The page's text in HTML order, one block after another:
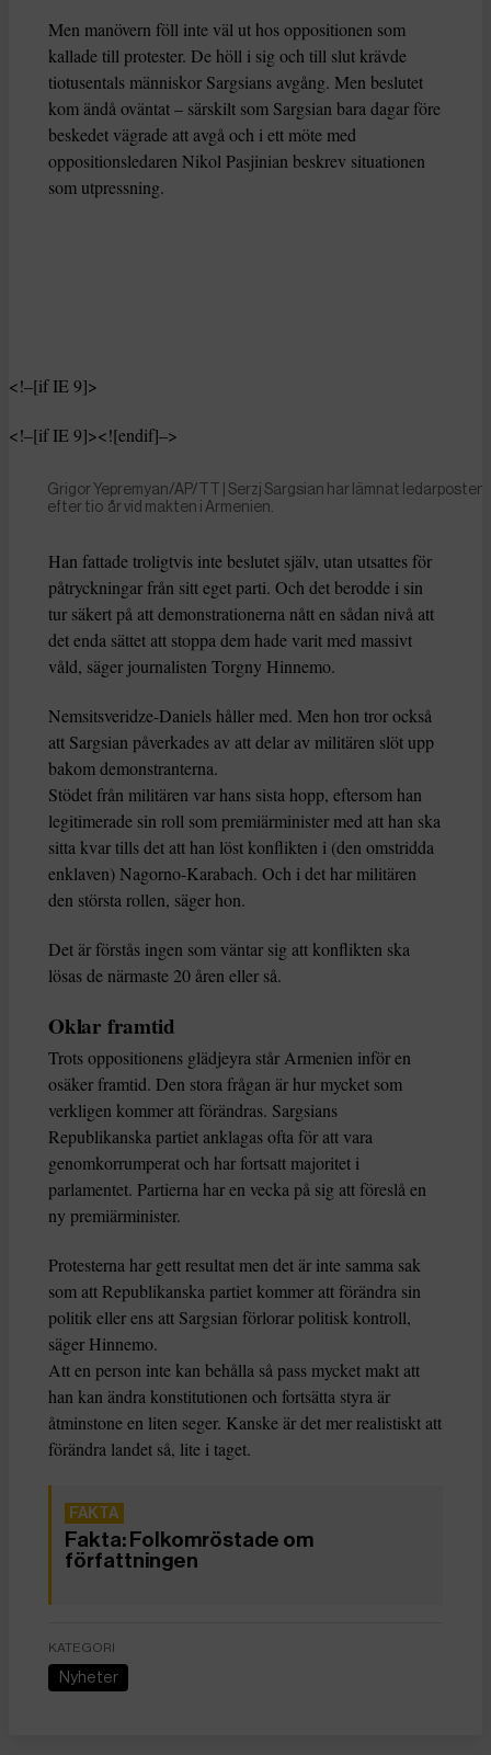
Men manövern föll inte väl ut hos oppositionen som
kallade till protester. De höll i sig och till slut krävde
tiotusentals människor Sargsians avgång. Men beslutet
kom ändå oväntat – särskilt som Sargsian bara dagar före
beskedet vägrade att avgå och i ett möte med
oppositionsledaren Nikol Pasjinian beskrev situationen
som utpressning.
<!–[if IE 9]>
<!–[if IE 9]><![endif]–>
Grigor Yepremyan/AP/TT | Serzj Sargsian har lämnat ledarposten
efter tio år vid makten i Armenien.
Han fattade troligtvis inte beslutet själv, utan utsattes för
påtryckningar från sitt eget parti. Och det berodde i sin
tur säkert på att demonstrationerna nått en sådan nivå att
det enda sättet att stoppa dem hade varit med massivt
våld, säger journalisten Torgny Hinnemo.
Nemsitsveridze-Daniels håller med. Men hon tror också
att Sargsian påverkades av att delar av militären slöt upp
bakom demonstranterna.
Stödet från militären var hans sista hopp, eftersom han
legitimerade sin roll som premiärminister med att han ska
sitta kvar tills det att han löst konflikten i (den omstridda
enklaven) Nagorno-Karabach. Och i det har militären
den största rollen, säger hon.
Det är förstås ingen som väntar sig att konflikten ska
lösas de närmaste 20 åren eller så.
Oklar framtid
Trots oppositionens glädjeyra står Armenien inför en
osäker framtid. Den stora frågan är hur mycket som
verkligen kommer att förändras. Sargsians
Republikanska partiet anklagas ofta för att vara
genomkorrumperat och har fortsatt majoritet i
parlamentet. Partierna har en vecka på sig att föreslå en
ny premiärminister.
Protesterna har gett resultat men det är inte samma sak
som att Republikanska partiet kommer att förändra sin
politik eller ens att Sargsian förlorar politisk kontroll,
säger Hinnemo.
Att en person inte kan behålla så pass mycket makt att
han kan ändra konstitutionen och fortsätta styra är
åtminstone en liten seger. Kanske är det mer realistiskt att
förändra landet så, lite i taget.
Fakta: Folkomröstade om
författningen
KATEGORI
Nyheter